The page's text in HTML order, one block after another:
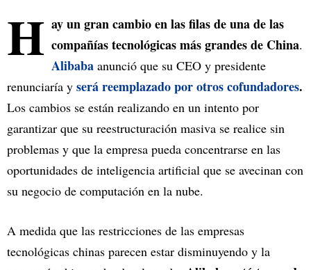
H ay un gran cambio en las filas de una de las
compañías tecnológicas más grandes de China.
Alibaba anunció que su CEO y presidente
renunciaría y será reemplazado por otros cofundadores.
Los cambios se están realizando en un intento por
garantizar que su reestructuración masiva se realice sin
problemas y que la empresa pueda concentrarse en las
oportunidades de inteligencia artificial que se avecinan con
su negocio de computación en la nube.
A medida que las restricciones de las empresas
tecnológicas chinas parecen estar disminuyendo y la